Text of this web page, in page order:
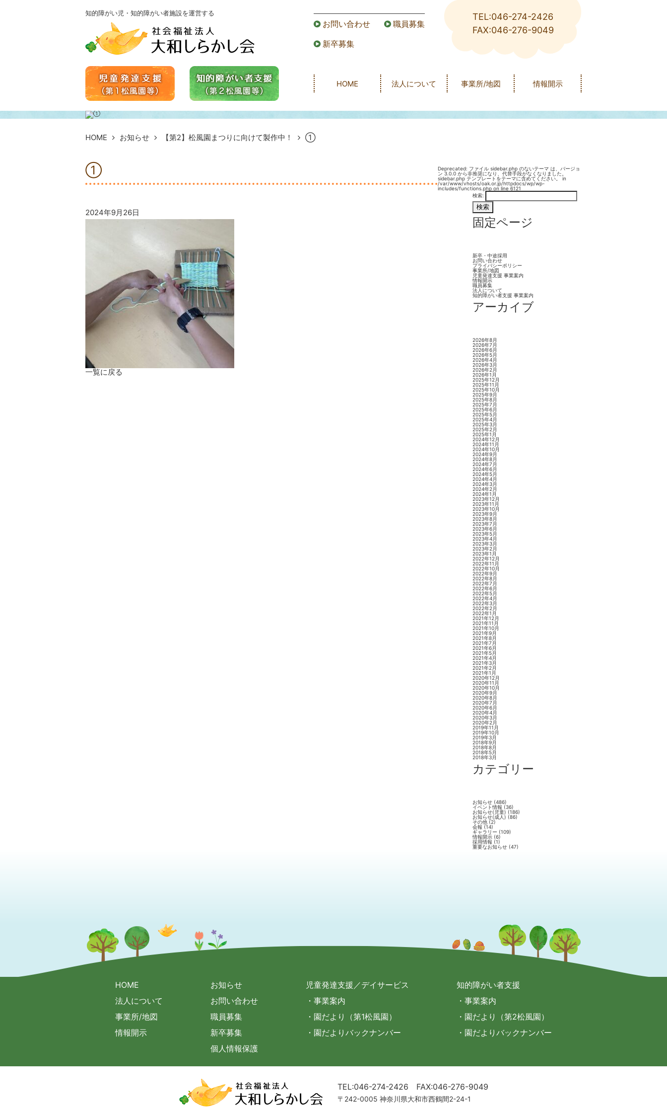
知的障がい児・知的障がい者施設を運営する
お問い合わせ
職員募集
新卒募集
TEL:046-274-2426
FAX:046-276-9049
HOME 法人について 事業所/地図 情報開示
HOME お知らせ 【第2】松風園まつりに向けて製作中！ ①
①
2024年9月26日
一覧に戻る
Deprecated: ファイル sidebar.php のないテーマ は、バージョ
ン 3.0.0 から非推奨になり、代替手段がなくなりました。
sidebar.php テンプレートをテーマに含めてください。 in
/var/www/vhosts/oak.or.jp/httpdocs/wp/wp-
includes/functions.php on line 6121
検索:
固定ページ
新卒・中途採用
お問い合わせ
プライバシーポリシー
事業所/地図
児童発達支援 事業案内
情報開示
職員募集
法人について
知的障がい者支援 事業案内
アーカイブ
2026年8月
2026年7月
2026年6月
2026年5月
2026年4月
2026年3月
2026年2月
2026年1月
2025年12月
2025年11月
2025年10月
2025年9月
2025年8月
2025年7月
2025年6月
2025年5月
2025年4月
2025年3月
2025年2月
2025年1月
2024年12月
2024年11月
2024年10月
2024年9月
2024年8月
2024年7月
2024年6月
2024年5月
2024年4月
2024年3月
2024年2月
2024年1月
2023年12月
2023年11月
2023年10月
2023年9月
2023年8月
2023年7月
2023年6月
2023年5月
2023年4月
2023年3月
2023年2月
2023年1月
2022年12月
2022年11月
2022年10月
2022年9月
2022年8月
2022年7月
2022年6月
2022年5月
2022年4月
2022年3月
2022年2月
2022年1月
2021年12月
2021年11月
2021年10月
2021年9月
2021年8月
2021年7月
2021年6月
2021年5月
2021年4月
2021年3月
2021年2月
2021年1月
2020年12月
2020年11月
2020年10月
2020年9月
2020年8月
2020年7月
2020年6月
2020年4月
2020年3月
2020年2月
2019年11月
2019年10月
2019年3月
2018年9月
2018年8月
2018年5月
2018年3月
カテゴリー
お知らせ (486)
イベント情報 (36)
お知らせ(児童) (186)
お知らせ(成人) (86)
その他 (2)
会報(14)
ギャラリー (109)
情報開示 (6)
採用情報 (1)
重要なお知らせ (47)
HOME
法人について
事業所/地図
情報開示
お知らせ
お問い合わせ
職員募集
新卒募集
個人情報保護
児童発達支援／デイサービス
・事業案内
・園だより（第1松風園）
・園だよりバックナンバー
知的障がい者支援
・事業案内
・園だより（第2松風園）
・園だよりバックナンバー
TEL:046-274-2426 FAX:046-276-9049
〒242-0005 神奈川県大和市西鶴間2-24-1